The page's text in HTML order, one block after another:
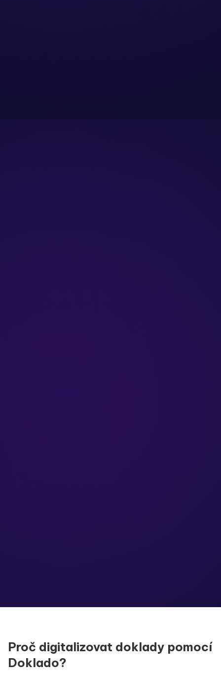
Proč digitalizovat doklady pomocí
Doklado?